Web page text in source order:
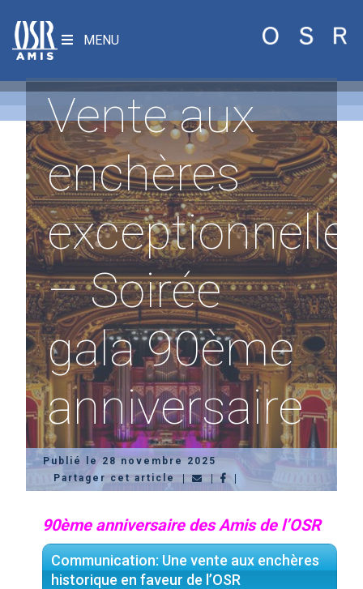
MENU
Vente aux
enchères
exceptionnelle
– Soirée
gala 90ème
anniversaire
Publié le 28 novembre 2025
Partager cet article
90ème anniversaire des Amis de l’OSR
Communication: Une vente aux enchères
historique en faveur de l’OSR